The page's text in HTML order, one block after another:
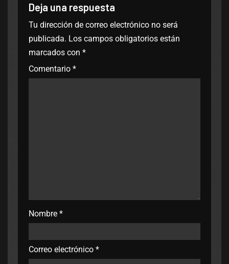
Deja una respuesta
Tu dirección de correo electrónico no será
publicada. Los campos obligatorios están
marcados con *
Comentario *
Nombre *
Correo electrónico *